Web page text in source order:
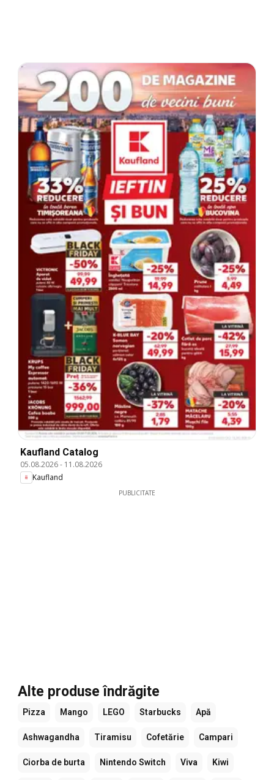
Kaufland Catalog
05.08.2026- 11.08.2026
Kaufland
PUBLICITATE
Alte produse îndrăgite
Pizza Mango LEGO Starbucks Apă
Ashwagandha Tiramisu Cofetărie Campari
Ciorba de burta Nintendo Switch Viva Kiwi